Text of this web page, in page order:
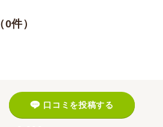
件）
口コミを投稿する